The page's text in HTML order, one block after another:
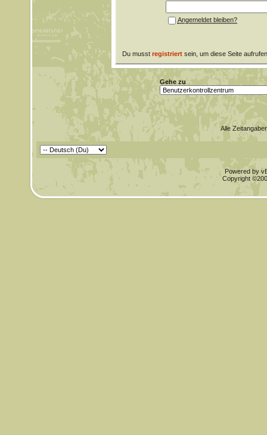
Angemeldet bleiben?
Du musst registriertsein, um diese Seite
Gehe zu
Alle
Powered by
Copyright